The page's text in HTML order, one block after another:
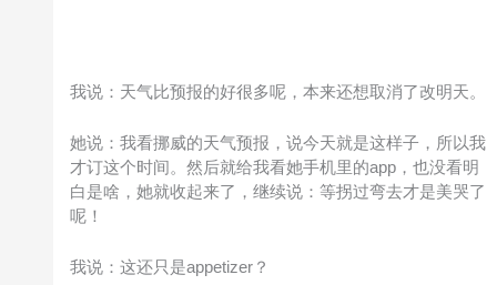
我说：天气比预报的好很多呢，本来还想取消了改明天。
她说：我看挪威的天气预报，说今天就是这样子，所以我
才订这个时间。然后就给我看她手机里的app，也没看明
白是啥，她就收起来了，继续说：等拐过弯去才是美哭了
呢！
我说：这还只是appetizer？